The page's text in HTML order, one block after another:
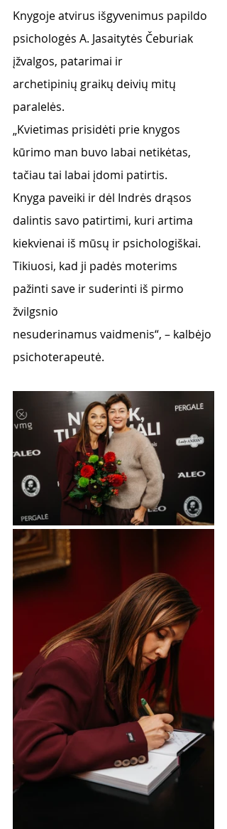
Knygoje atvirus išgyvenimus papildo
psichologės A. Jasaitytės Čeburiak
įžvalgos, patarimai ir
archetipinių graikų deivių mitų
paralelės.
„Kvietimas prisidėti prie knygos
kūrimo man buvo labai netikėtas,
tačiau tai labai įdomi patirtis.
Knyga paveiki ir dėl Indrės drąsos
dalintis savo patirtimi, kuri artima
kiekvienai iš mūsų ir psichologiškai.
Tikiuosi, kad ji padės moterims
pažinti save ir suderinti iš pirmo
žvilgsnio
nesuderinamus vaidmenis“, – kalbėjo
psichoterapeutė.